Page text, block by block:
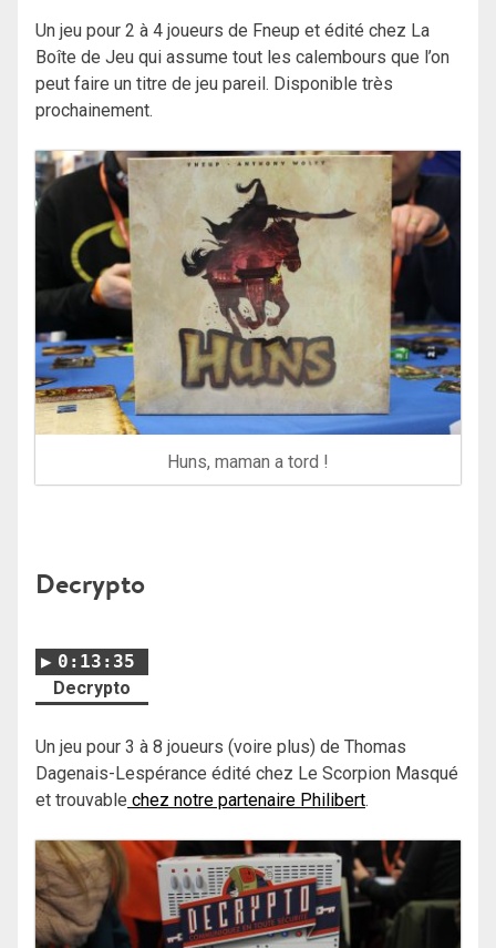
Un jeu pour 2 à 4 joueurs de Fneup et édité chez La
Boîte de Jeu qui assume tout les calembours que l’on
peut faire un titre de jeu pareil. Disponible très
prochainement.
Huns, maman a tord !
Decrypto
0:13:35
Decrypto
Un jeu pour 3 à 8 joueurs (voire plus) de Thomas
Dagenais-Lespérance édité chez Le Scorpion Masqué
et trouvable chez notre partenaire Philibert.